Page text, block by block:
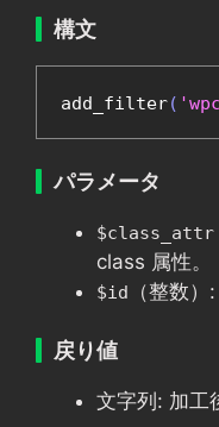
構文
add_filter(
パラメータ
$class_attr
class 属性。
$id （整数）
戻り値
文字列: 加工